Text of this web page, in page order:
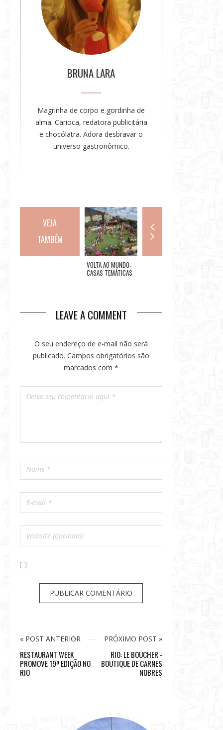
BRUNA LARA
Magrinha de corpo e gordinha de
alma. Carioca, redatora publicitária
e chocólatra. Adora desbravar o
universo gastronômico.
VEJA
TAMBÉM
VOLTA AO MUNDO:
CASAS TEMÁTICAS
LEAVE A COMMENT
O seu endereço de e-mail não será
publicado. Campos obrigatórios são
marcados com*
« POST ANTERIOR
RESTAURANT WEEK
PROMOVE 19ª EDIÇÃO NO
RIO
PRÓXIMO POST »
RIO: LE BOUCHER -
BOUTIQUE DE CARNES
NOBRES